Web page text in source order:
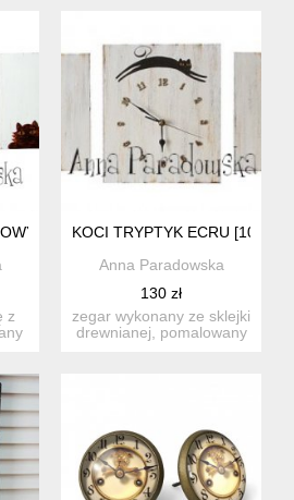
XXL [23901.21]
z
KOCI TRYPTYK ECRU
Anna Paradowska
130 zł
zegar wykonany ze sklejki
drewnianej, pomalowany